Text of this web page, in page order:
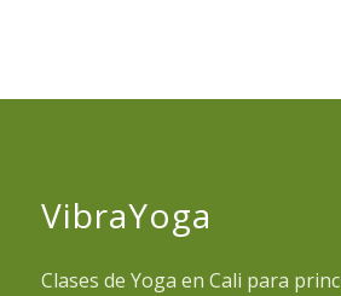
VibraYoga
Clases de Yoga en Cali para